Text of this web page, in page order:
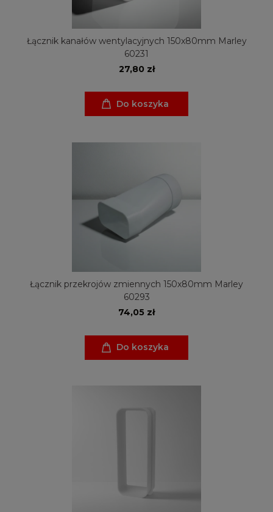
Łącznik kanałów wentylacyjnych 150x80mm Marley
60231
27,80 zł
Do koszyka
Łącznik przekrojów zmiennych 150x80mm Marley
60293
74,05 zł
Do koszyka